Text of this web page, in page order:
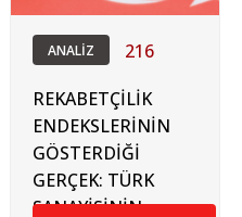
ANALİZ 216
REKABETÇİLİK
ENDEKSLERİNİN
GÖSTERDİĞİ
GERÇEK: TÜRK
SANAYİSİNİN